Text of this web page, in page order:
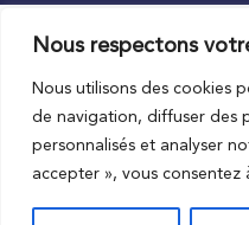
Nous respectons
Nous utilisons des cookies
de navigation, diffuser des
personnalisés et analyser
accepter », vous consentez